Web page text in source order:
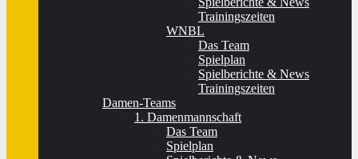
Trainingszeiten
WNBL
Das Team
Spielplan
Spielberichte & News
Trainingszeiten
Damen-Teams
1. Damenmannschaft
Das Team
Spielplan